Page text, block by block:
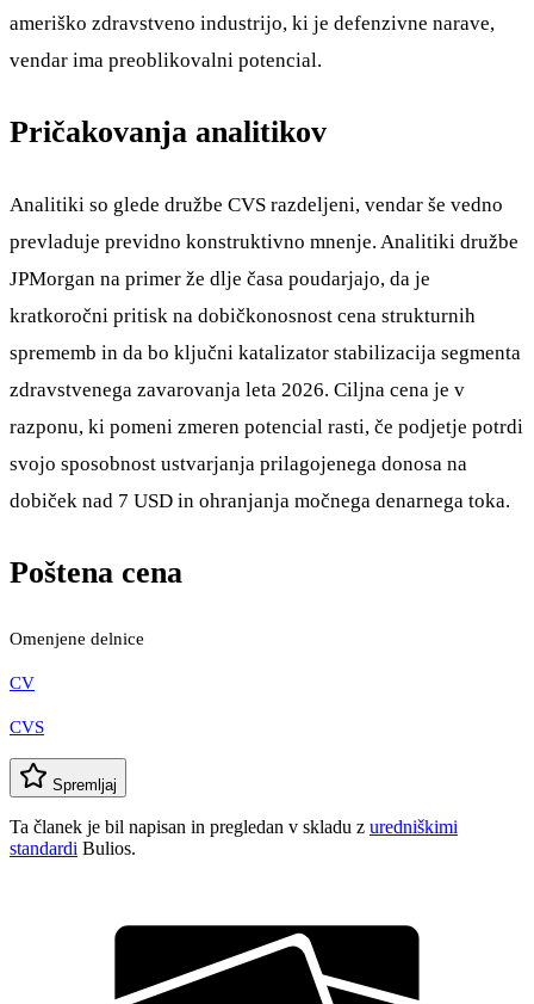
ameriško zdravstveno industrijo, ki je defenzivne narave,
vendar ima preoblikovalni potencial.
Pričakovanja analitikov
Analitiki so glede družbe CVS razdeljeni, vendar še vedno
prevladuje previdno konstruktivno mnenje. Analitiki družbe
JPMorgan na primer že dlje časa poudarjajo, da je
kratkoročni pritisk na dobičkonosnost cena strukturnih
sprememb in da bo ključni katalizator stabilizacija segmenta
zdravstvenega zavarovanja leta 2026. Ciljna cena je v
razponu, ki pomeni zmeren potencial rasti, če podjetje potrdi
svojo sposobnost ustvarjanja prilagojenega donosa na
dobiček nad 7 USD in ohranjanja močnega denarnega toka.
Poštena cena
Omenjene delnice
CV
CVS
Spremljaj
Ta članek je bil napisan in pregledan v skladu z uredniškimi
standardi Bulios.